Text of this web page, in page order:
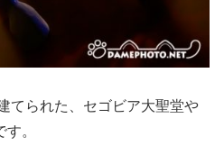
てられた、セゴビア大聖堂や
。